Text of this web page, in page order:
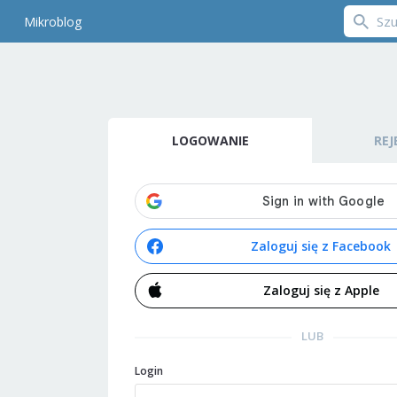
Mikroblog
LOGOWANIE
Zaloguj się z Facebook
Zaloguj się z Apple
LUB
Login